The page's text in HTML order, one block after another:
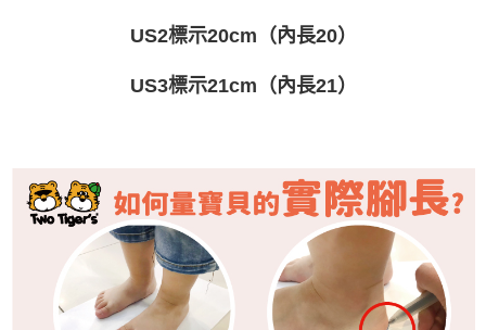
US2標示20cm（內長20）
US3標示21cm（內長21）